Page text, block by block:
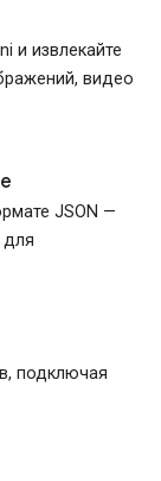
и извлекайте
видео
JSON —
для
подключая